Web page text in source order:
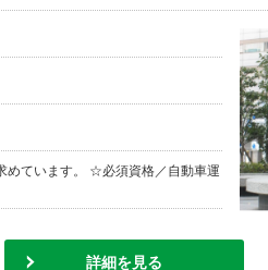
めています。 ☆必須資格／自動車運
詳細を見る